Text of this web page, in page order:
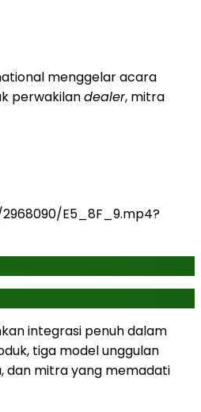
menggelar acara
perwakilandealer, mitra
E5_8F_9.mp4?
integrasi penuh dalam
tiga model unggulan
dan mitra yang memadati